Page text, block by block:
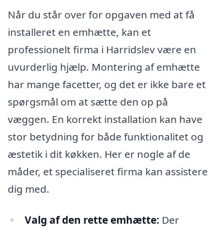
Når du står over for opgaven med at få
installeret en emhætte, kan et
professionelt firma i Harridslev være en
uvurderlig hjælp. Montering af emhætte
har mange facetter, og det er ikke bare et
spørgsmål om at sætte den op på
væggen. En korrekt installation kan have
stor betydning for både funktionalitet og
æstetik i dit køkken. Her er nogle af de
måder, et specialiseret firma kan assistere
dig med.
Valg af den rette emhætte: Der